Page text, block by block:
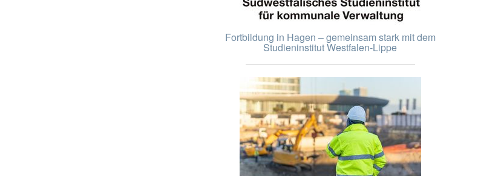
Fortbildung in Hagen – gemeinsam stark mit dem
Studieninstitut Westfalen-Lippe